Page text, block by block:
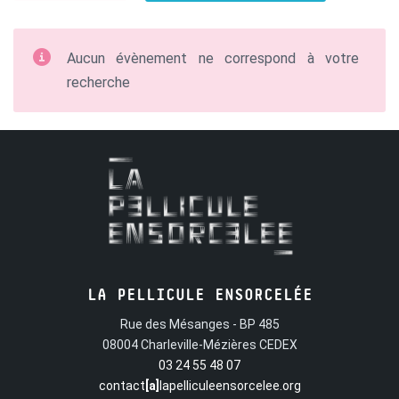
Aucun évènement ne correspond à votre
recherche
LA PELLICULE ENSORCELÉE
Rue des Mésanges - BP 485
08004 Charleville-Mézières CEDEX
03 24 55 48 07
contact [a] lapelliculeensorcelee.org